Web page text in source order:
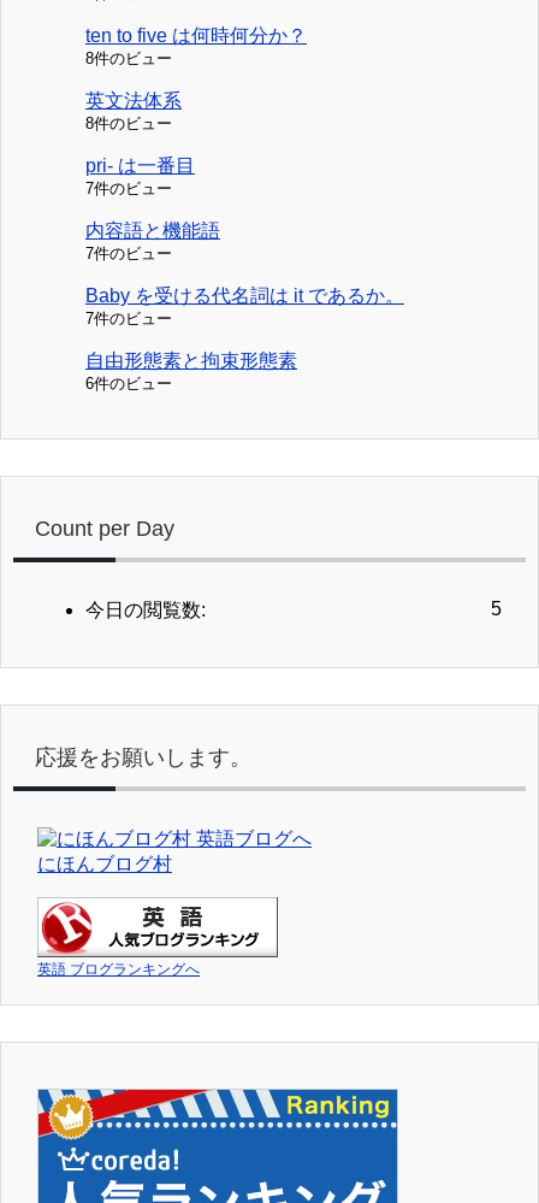
ten to five は何時何分か？
8件のビュー
英文法体系
8件のビュー
pri- は一番目
7件のビュー
内容語と機能語
7件のビュー
Baby を受ける代名詞は it であるか。
7件のビュー
自由形態素と拘束形態素
6件のビュー
Count per Day
5
今日の閲覧数:
応援をお願いします。
にほんブログ村
英語 ブログランキングへ